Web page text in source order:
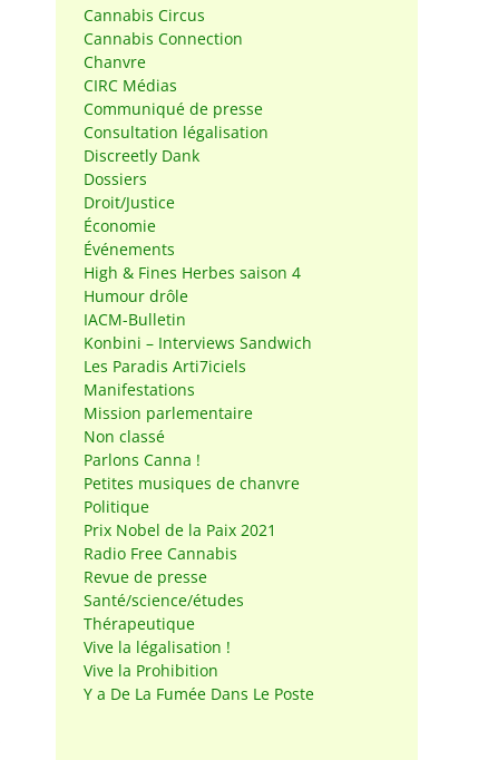
Cannabis Circus
Cannabis Connection
Chanvre
CIRC Médias
Communiqué de presse
Consultation légalisation
Discreetly Dank
Dossiers
Droit/Justice
Économie
Événements
High & Fines Herbes saison 4
Humour drôle
IACM-Bulletin
Konbini – Interviews Sandwich
Les Paradis Arti7iciels
Manifestations
Mission parlementaire
Non classé
Parlons Canna !
Petites musiques de chanvre
Politique
Prix Nobel de la Paix 2021
Radio Free Cannabis
Revue de presse
Santé/science/études
Thérapeutique
Vive la légalisation !
Vive la Prohibition
Y a De La Fumée Dans Le Poste